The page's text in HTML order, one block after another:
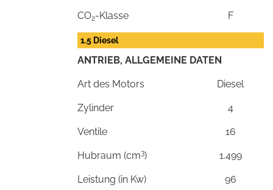
CO2-Klasse F
1.5 Diesel
ANTRIEB, ALLGEMEINE DATEN
Art des Motors Diesel
Zylinder 4
Ventile 16
Hubraum (cm3) 1.499
Leistung (in Kw) 96